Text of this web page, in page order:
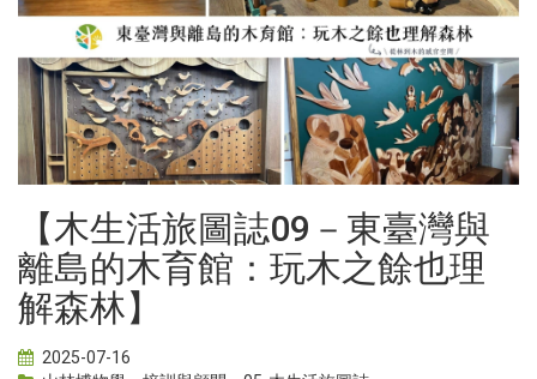
【木生活旅圖誌09－東臺灣與
離島的木育館：玩木之餘也理
解森林】
2025-07-16